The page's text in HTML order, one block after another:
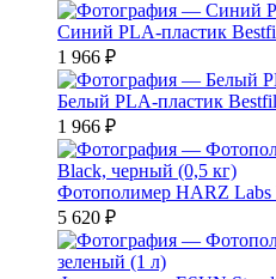
Синий PLA-пластик
1 966 ₽
Белый PLA-пластик
1 966 ₽
Фотополимер HARZ Labs
5 620 ₽